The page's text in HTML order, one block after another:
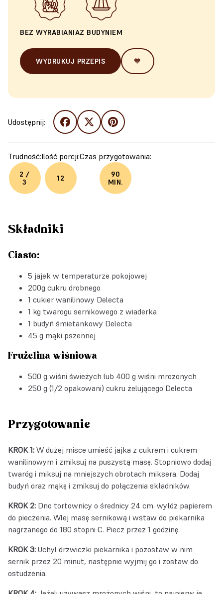
BEZ WYRABIANIAZ BUDYNIEM
WYDRUKUJ PRZEPIS 🧡
Udostępnij:
Trudność:
2 /
3
Ilość porcji:
12
Czas przygotowania:
90
MIN.
Składniki
Ciasto:
5 jajek w temperaturze pokojowej
200g cukru drobnego
1 cukier wanilinowy Delecta
1 kg twarogu sernikowego z wiaderka
1 budyń śmietankowy Delecta
45 g mąki pszennej
Frużelina wiśniowa
500 g wiśni świeżych lub 400 g wiśni mrożonych
250 g (1/2 opakowani) cukru żelującego Delecta
Przygotowanie
KROK 1: W dużej misce umieść jajka z cukrem i cukrem
wanilinowym i zmiksuj na puszystą masę. Stopniowo dodaj
twaróg i miksuj na mniejszych obrotach miksera. Dodaj
budyń oraz mąkę i zmiksuj do połączenia składników.
KROK 2: Dno tortownicy o średnicy 24 cm. wyłóż papierem
do pieczenia. Wlej masę sernikową i wstaw do piekarnika
nagrzanego do 180 stopni C. Piecz przez 1 godzinę.
KROK 3: Uchyl drzwiczki piekarnika i pozostaw w nim
sernik przez 20 minut, następnie wyjmij go i zostaw do
ostudzenia.